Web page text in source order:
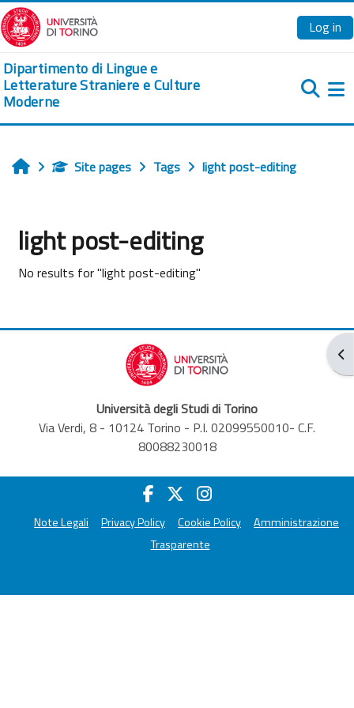
Skip to main content
Log in
Dipartimento di Lingue e
Letterature Straniere e Culture
Moderne
HomeSite pages Tags light post-editing
light post-editing
No results for "light post-editing"
Università degli Studi di Torino
Via Verdi, 8 - 10124 Torino - P.I. 02099550010- C.F.
80088230018
Note Legali Privacy Policy Cookie Policy
Amministrazione
Trasparente